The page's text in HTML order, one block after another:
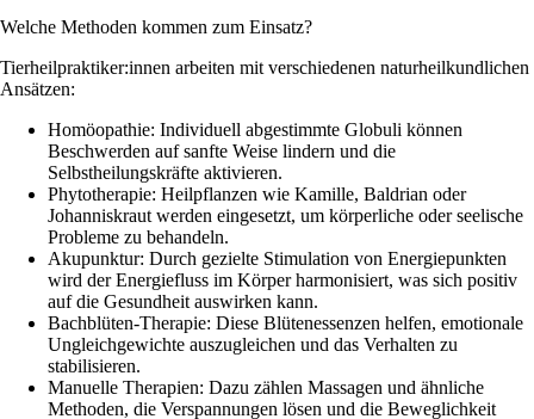
Welche Methoden kommen zum Einsatz?
Tierheilpraktiker:innen arbeiten mit verschiedenen naturheilkundlichen
Ansätzen:
Homöopathie: Individuell abgestimmte Globuli können
Beschwerden auf sanfte Weise lindern und die
Selbstheilungskräfte aktivieren.
Phytotherapie: Heilpflanzen wie Kamille, Baldrian oder
Johanniskraut werden eingesetzt, um körperliche oder seelische
Probleme zu behandeln.
Akupunktur: Durch gezielte Stimulation von Energiepunkten
wird der Energiefluss im Körper harmonisiert, was sich positiv
auf die Gesundheit auswirken kann.
Bachblüten-Therapie: Diese Blütenessenzen helfen, emotionale
Ungleichgewichte auszugleichen und das Verhalten zu
stabilisieren.
Manuelle Therapien: Dazu zählen Massagen und ähnliche
Methoden, die Verspannungen lösen und die Beweglichkeit